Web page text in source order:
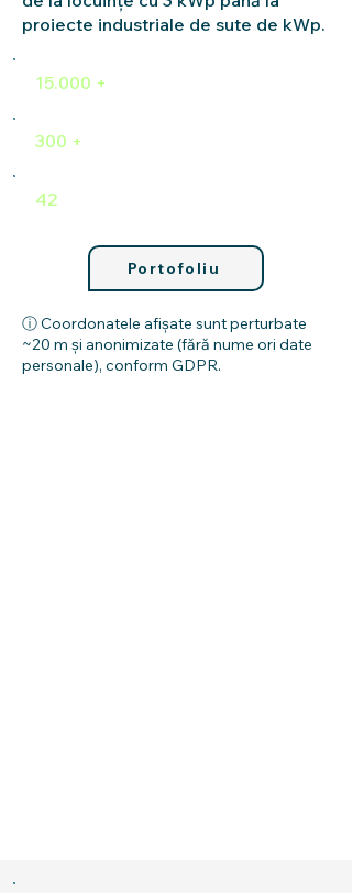
proiecte industriale de sute de kWp.
15.000 +
300 +
42
Portofoliu
ⓘ Coordonatele afișate sunt perturbate
~20 m și anonimizate (fără nume ori date
personale), conform GDPR.